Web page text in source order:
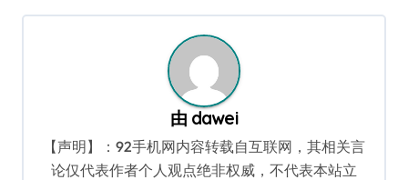
航
由 dawei
【声明】：92手机网内容转载自互联网，其相关言
论仅代表作者个人观点绝非权威，不代表本站立